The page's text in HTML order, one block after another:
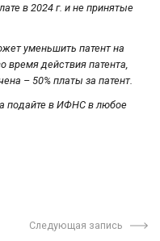
в 2024 г. и не принятые
уменьшить патент на
время действия патента,
– 50% платы за патент.
подайте в ИФНС в любое
Следующая запись